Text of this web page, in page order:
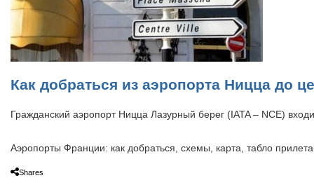
Как добраться из аэропорта Ницца до
Гражданский аэропорт Ницца Лазурный берег (IATA – NCE)
Аэропорты Франции: как добраться, схемы, карта, табло
Shares